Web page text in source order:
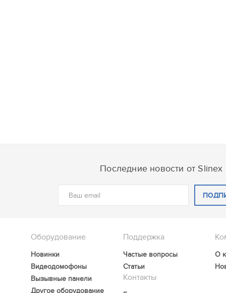
Последние новости от Slinex
Оборудование
Новинки
Видеодомофоны
Вызывные панели
Другое оборудование
Поддержка
Частые вопросы
Статьи
О
Контакты